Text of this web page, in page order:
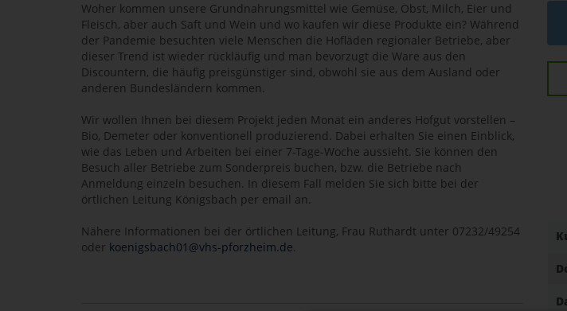
Woher kommen unsere Grundnahrungsmittel wie Gemüse, Obst, Milch, Eier und
Fleisch, aber auch Saft und Wein und wo kaufen wir diese Produkte ein? Während
der Pandemie besuchten viele Menschen die Hofläden regionaler Betriebe, aber
dieser Trend ist wieder rückläufig und man bevorzugt die Ware aus den
Discountern, die häufig preisgünstiger sind, obwohl sie aus dem Ausland oder
anderen Bundesländern kommen.
Wir wollen Ihnen bei diesem Projekt jeden Monat ein anderes Hofgut vorstellen –
Bio, Demeter oder konventionell produzierend. Dabei erhalten Sie einen Einblick,
wie das Leben und Arbeiten bei einer 7-Tage-Woche aussieht. Sie können den
Besuch aller Betriebe zum Sonderpreis buchen, bzw. die Betriebe nach
Anmeldung einzeln besuchen. In diesem Fall melden Sie sich bitte bei der
örtlichen Leitung Königsbach per email an.
Nähere Informationen bei der örtlichen Leitung, Frau Ruthardt unter 07232/49254
oder koenigsbach01@vhs-pforzheim.de.